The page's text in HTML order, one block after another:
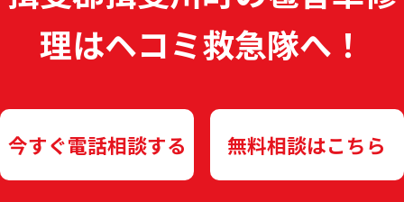
理はヘコミ救急隊へ！
今すぐ電話相談する 無料相談はこちら